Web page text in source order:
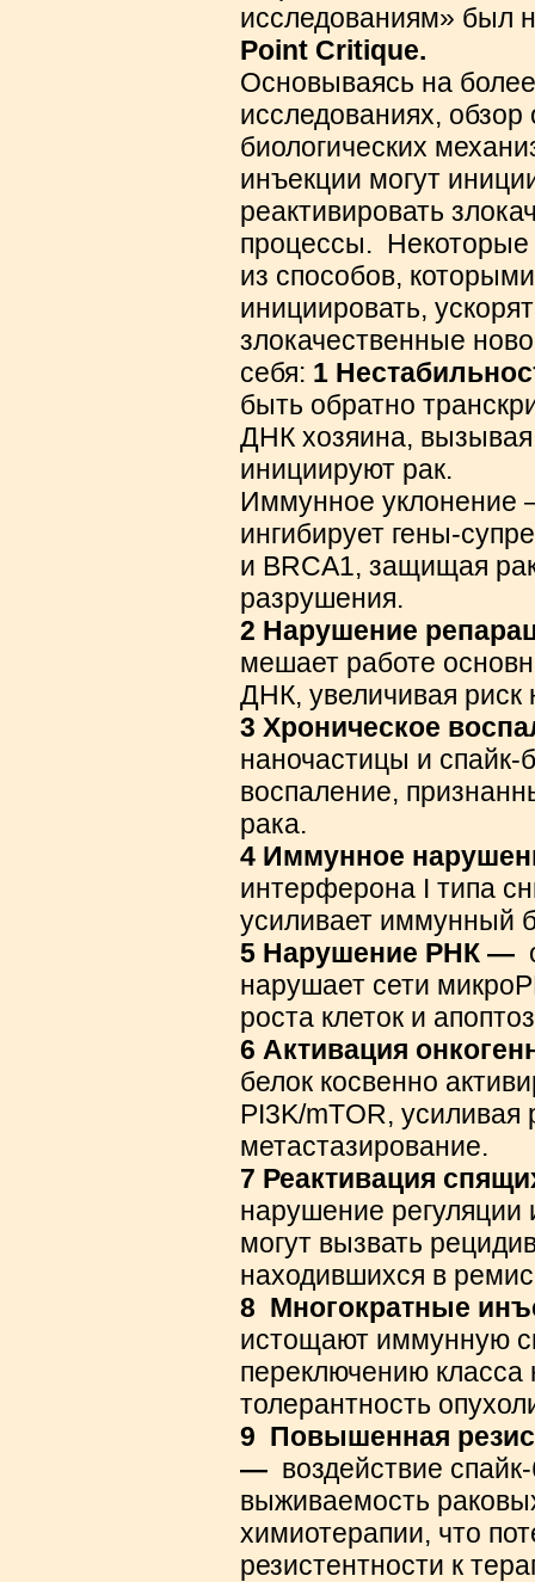
исследованиям» был
Point Critique.
Основываясь на
исследованиях,
биологических
инъекции могут
реактивировать
процессы. Некоторые
из способов,
инициировать,
злокачественные
себя: 1
быть обратно
ДНК хозяина,
инициируют рак.
Иммунное уклонение
ингибирует гены-
и BRCA1, защищая
разрушения.
2 Нарушение
мешает работе
ДНК, увеличивая
3 Хроническое
наночастицы и спайк-
воспаление,
рака.
4 Иммунное
интерферона I типа
усиливает иммунный
5 Нарушение РНК —
нарушает сети
роста клеток и
6 Активация
белок косвенно
PI3K/mTOR, усиливая
метастазирование.
7 Реактивация
нарушение регуляции
могут вызвать
находившихся в
8 Многократные
истощают иммунную
переключению
толерантность
9 Повышенная
— воздействие
выживаемость
химиотерапии, что
резистентности к